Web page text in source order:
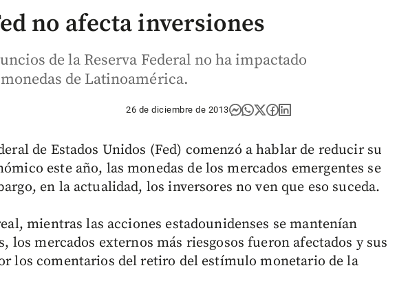
no afecta inversiones
de la Reserva Federal no ha impactado
de Latinoamérica.
26 de diciembre de 2013
de Estados Unidos (Fed) comenzó a hablar de reducir su
este año, las monedas de los mercados emergentes se
en la actualidad, los inversores no ven que eso suceda.
mientras las acciones estadounidenses se mantenían
los mercados externos más riesgosos fueron afectados y sus
los comentarios del retiro del estímulo monetario de la